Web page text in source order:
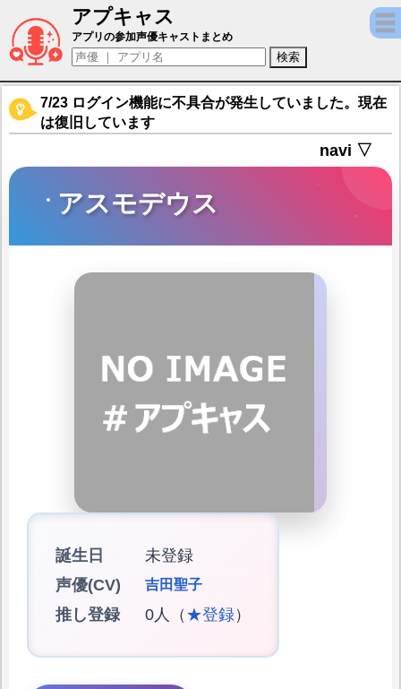
アプキャス
アスモデウス（声優：吉田聖子)【エクリプ
アプリの参加声優キャストまとめ
7/23 ログイン機能に不具合が発生していました。現在
は復旧しています
navi ▽
アスモデウス
誕生日
未登録
声優(CV)
吉田聖子
推し登録 0人（ ★登録）